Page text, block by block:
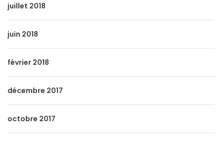
juillet 2018
juin 2018
février 2018
décembre 2017
octobre 2017